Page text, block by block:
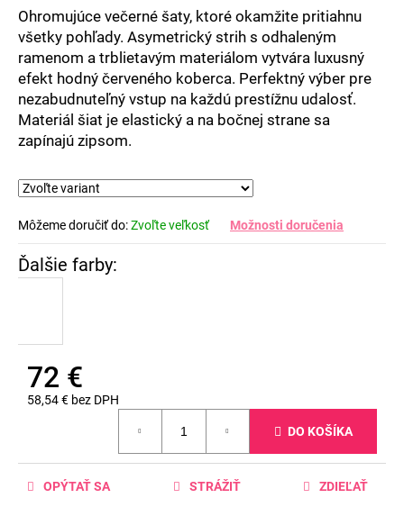
hviezdičiek.
Ohromujúce večerné šaty, ktoré okamžite pritiahnu
všetky pohľady. Asymetrický strih s odhaleným
ramenom a trblietavým materiálom vytvára luxusný
efekt hodný červeného koberca. Perfektný výber pre
nezabudnuteľný vstup na každú prestížnu udalosť.
Materiál šiat je elastický a na bočnej strane sa
zapínajú zipsom.
Môžeme doručiť do:Zvoľte veľkosť Možnosti doručenia
72 €
58,54 € bez DPH
DO KOŠÍKA
OPÝTAŤ SA STRÁŽIŤ ZDIEĽAŤ